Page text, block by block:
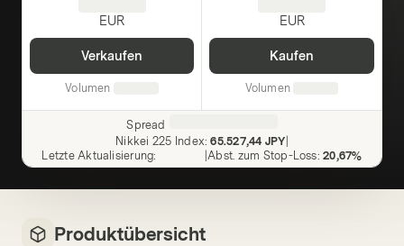
EUR
Verkaufen
Volumen
EUR
Kaufen
Volumen
Spread
Nikkei 225 Index: 65.527,44 JPY
Letzte Aktualisierung: |Abst. zum Stop-Loss: 20,67%
Produktübersicht